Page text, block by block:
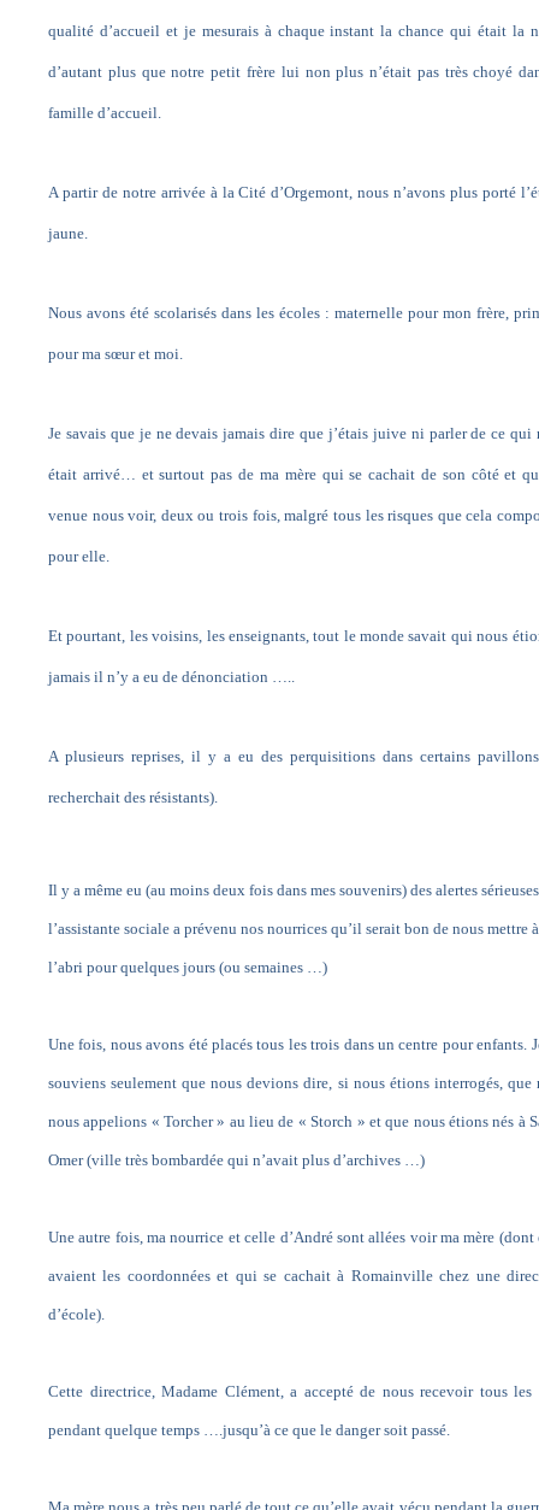
qualité d’accueil et je mesurais à chaque instant la chance qui était la
d’autant plus que notre petit frère lui non plus n’était pas très choyé
famille d’accueil.
A partir de notre arrivée à la Cité d’Orgemont, nous n’avons plus porté
jaune.
Nous avons été scolarisés dans les écoles : maternelle pour mon frère,
pour ma sœur et moi.
Je savais que je ne devais jamais dire que j’étais juive ni parler de ce qui
était arrivé… et surtout pas de ma mère qui se cachait de son côté et
venue nous voir, deux ou trois fois, malgré tous les risques que cela
pour elle.
Et pourtant, les voisins, les enseignants, tout le monde savait qui nous
jamais il n’y a eu de dénonciation …..
A plusieurs reprises, il y a eu des perquisitions dans certains
recherchait des résistants).
Il y a même eu (au moins deux fois dans mes souvenirs) des alertes
l’assistante sociale a prévenu nos nourrices qu’il serait bon de nous mettre à
l’abri pour quelques jours (ou semaines …)
Une fois, nous avons été placés tous les trois dans un centre pour enfants.
souviens seulement que nous devions dire, si nous étions interrogés, que
nous appelions « Torcher » au lieu de « Storch » et que nous étions nés à
Omer (ville très bombardée qui n’avait plus d’archives …)
Une autre fois, ma nourrice et celle d’André sont allées voir ma mère (dont
avaient les coordonnées et qui se cachait à Romainville chez une
d’école).
Cette directrice, Madame Clément, a accepté de nous recevoir tous les
pendant quelque temps ….jusqu’à ce que le danger soit passé.